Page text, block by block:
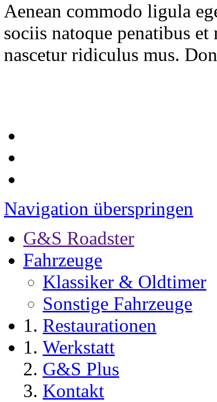
Aenean commodo ligula
sociis natoque penatibus
nascetur ridiculus mus.
Navigation überspringen
G&S Roadster
Fahrzeuge
Klassiker & Oldtimer
Sonstige Fahrzeuge
Restaurationen
Werkstatt
G&S Plus
Kontakt